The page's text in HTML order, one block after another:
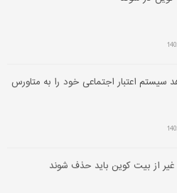
اعتبار اجتماعی خود را به متاورس
از بیت کوین باید حذف شوند